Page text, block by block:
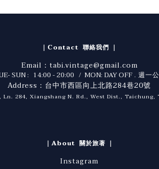
｜Contact 聯絡我們 ｜
Email：tabi.vintage@gmail.com
SUN : 14:00 - 20:00 / MON: DAY OFF . 週一
Address：台中市西區向上北路284巷20號
Ln. 284, Xiangshang N. Rd., West Dist., Taichung,
｜About 關於旅著 ｜
Instagram